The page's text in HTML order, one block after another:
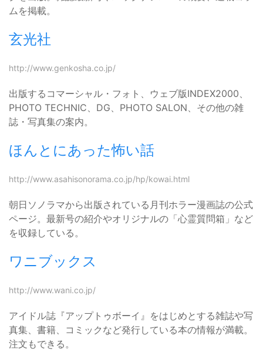
ムを掲載。
玄光社
http://www.genkosha.co.jp/
出版するコマーシャル・フォト、ウェブ版INDEX2000、
PHOTO TECHNIC、DG、PHOTO SALON、その他の雑
誌・写真集の案内。
ほんとにあった怖い話
http://www.asahisonorama.co.jp/hp/kowai.html
朝日ソノラマから出版されている月刊ホラー漫画誌の公式
ページ。最新号の紹介やオリジナルの「心霊質問箱」など
を収録している。
ワニブックス
http://www.wani.co.jp/
アイドル誌『アップトゥボーイ』をはじめとする雑誌や写
真集、書籍、コミックなど発行している本の情報が満載。
注文もできる。